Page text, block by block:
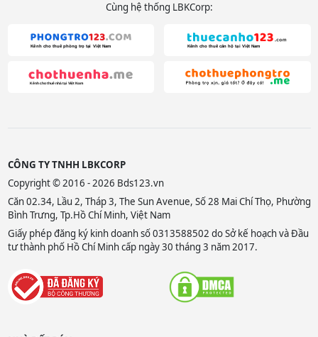
Cùng hệ thống LBKCorp:
CÔNG TY TNHH LBKCORP
Copyright © 2016 - 2026 Bds123.vn
Căn 02.34, Lầu 2, Tháp 3, The Sun Avenue, Số 28 Mai Chí Thọ, Phường
Bình Trưng, Tp.Hồ Chí Minh, Việt Nam
Giấy phép đăng ký kinh doanh số 0313588502 do Sở kế hoạch và Đầu
tư thành phố Hồ Chí Minh cấp ngày 30 tháng 3 năm 2017.